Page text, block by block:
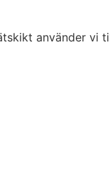
använder vi